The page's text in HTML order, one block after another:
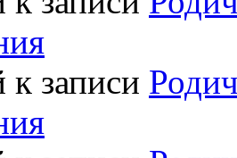
к записи